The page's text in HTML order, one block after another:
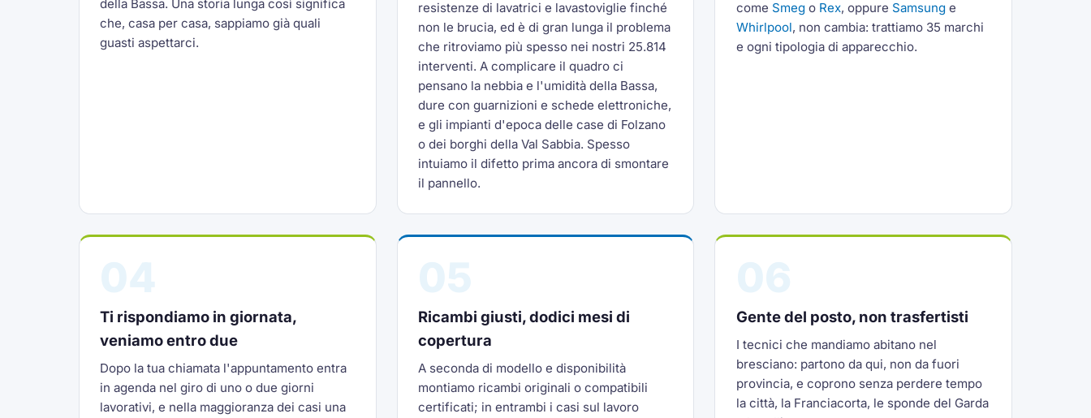
della Bassa. Una storia lunga così significa
che, casa per casa, sappiamo già quali
guasti aspettarci.
resistenze di lavatrici e lavastoviglie finché
non le brucia, ed è di gran lunga il problema
che ritroviamo più spesso nei nostri 25.814
interventi. A complicare il quadro ci
pensano la nebbia e l'umidità della Bassa,
dure con guarnizioni e schede elettroniche,
e gli impianti d'epoca delle case di Folzano
o dei borghi della Val Sabbia. Spesso
intuiamo il difetto prima ancora di smontare
il pannello.
come Smego Rex, oppure Samsunge
Whirlpool, non cambia: trattiamo 35 marchi
e ogni tipologia di apparecchio.
Ti rispondiamo in giornata,
veniamo entro due
Dopo la tua chiamata l'appuntamento entra
in agenda nel giro di uno o due giorni
lavorativi, e nella maggioranza dei casi una
Ricambi giusti, dodici mesi di
copertura
A seconda di modello e disponibilità
montiamo ricambi originali o compatibili
certificati; in entrambi i casi sul lavoro
Gente del posto, non trasfertisti
I tecnici che mandiamo abitano nel
bresciano: partono da qui, non da fuori
provincia, e coprono senza perdere tempo
la città, la Franciacorta, le sponde del Garda